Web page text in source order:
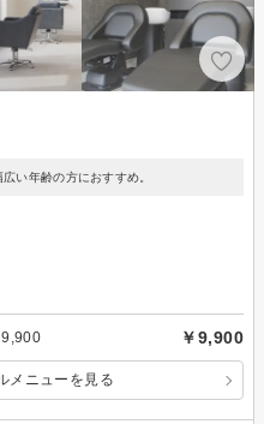
い年齢の方におすすめ。
9,900 ￥9,900
メニューを見る